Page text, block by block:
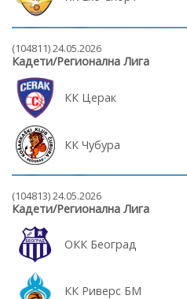
(104811) 24.05.2026
Кадети/Регионална Лига
КК Церак
КК Чубура
(104813) 24.05.2026
Кадети/Регионална Лига
ОКК Београд
КК Риверс БМ